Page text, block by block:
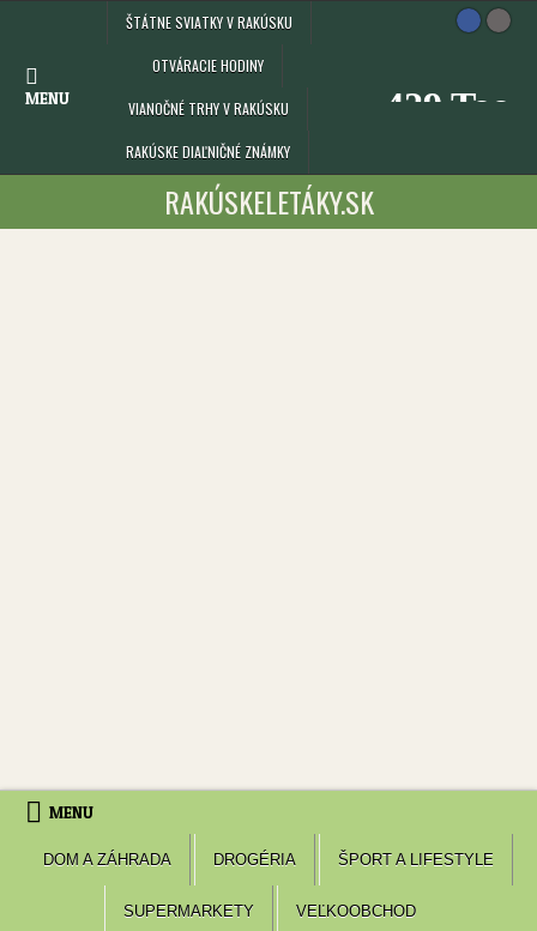
MENU
ŠTÁTNE SVIATKY V RAKÚSKU
OTVÁRACIE HODINY
VIANOČNÉ TRHY V RAKÚSKU
RAKÚSKE DIAĽNIČNÉ ZNÁMKY
RAKÚSKELETÁKY.SK
MENU
DOM A ZÁHRADA DROGÉRIA ŠPORT A LIFESTYLE
SUPERMARKETY VEĽKOOBCHOD